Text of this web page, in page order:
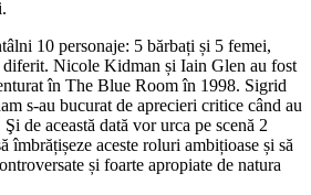
10 personaje: 5 bărbați și 5 femei,
diferit. Nicole Kidman și Iain Glen au fost
în The Blue Room în 1998. Sigrid
s-au bucurat de aprecieri critice când au
de această dată vor urca pe scenă 2
îmbrățișeze aceste roluri ambițioase și să
și foarte apropiate de natura